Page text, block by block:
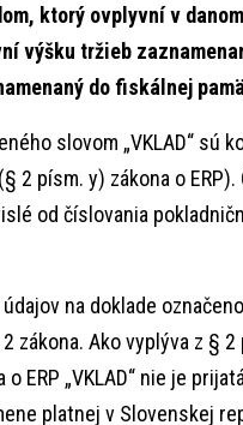
ktorý ovplyvní v
výšku tržieb
do fiskálnej
slovom „VKLAD“
2 písm. y) zákona o
od číslovania
na doklade
zákona. Ako vyplýva z §
ERP „VKLAD“ nie je
platnej v Slovenskej